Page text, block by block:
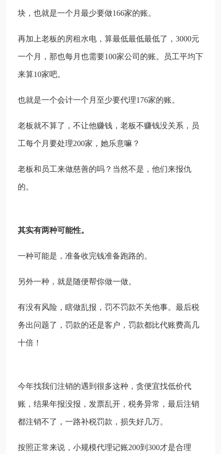
块，也就是一个月最少要做166家的账。
再加上老板的房租水电，算最低最低最低了，3000元
一个月，那也每月也需要100家公司的账。员工平均下
来算10家吧。
也就是一个会计一个月至少要代理176家的账。
老板就不算了，不让他赚钱，老板不赚钱没关系，员
工每个月要处理200家，她乐意嘛？
老板和员工来做慈善的吗？当然不是，他们来报仇
的。
其实有两种可能性。
一种可能是，准备收完钱准备跑路的。
另外一种，就是随便帮你做一做。
有没有风险，瞎做乱报，罚不罚款不关他事。最后税
务出问题了，罚款的还是客户，罚款都比代账费高几
十倍！
今年找我们注销的遇到很多这种，贪便宜找低价代
账，结果年报没报，发票乱开，税务异常，最后注销
都注销不了，一路补税罚款，损失好几万。
按照正常来说，小规模代理记账200到300才是合理